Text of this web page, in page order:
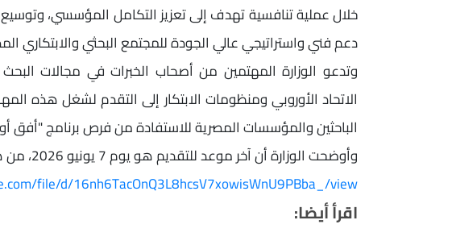
خلال عملية تنافسية تهدف إلى تعزيز التكامل المؤسسي،
دعم فني واستراتيجي عالي الجودة للمجتمع البحثي والابتكاري
وتدعو الوزارة المهتمين من أصحاب الخبرات في مجالات البحث
الاتحاد الأوروبي ومنظومات الابتكار إلى التقدم لشغل هذه
الباحثين والمؤسسات المصرية للاستفادة من فرص برنامج "أفق
وأوضحت الوزارة أن آخر موعد للتقديم هو يوم 7 يونيو 2026، من هنا:
file/d/16nh6TacOnQ3L8hcsV7xowisWnU9PBba_/view
اقرأ أيضا: